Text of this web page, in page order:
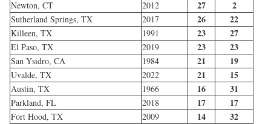
Newton, CT 2012 27 2
Sutherland Springs, TX 2017 26 22
Killeen, TX 1991 23 27
El Paso, TX 2019 23 23
San Ysidro, CA 1984 21 19
Uvalde, TX 2022 21 15
Austin, TX 1966 16 31
Parkland, FL 2018 17 17
Fort Hood, TX 2009 14 32